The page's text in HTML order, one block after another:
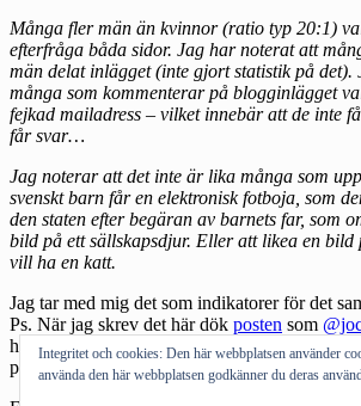
Många fler män än kvinnor (ratio typ 20:1)
efterfråga båda sidor. Jag har noterat att
män delat inlägget (inte gjort statistik på
många som kommenterar på blogginlägget
fejkad mailadress – vilket innebär att de inte
får svar…
Jag noterar att det inte är lika många som
svenskt barn får en elektronisk fotboja, som
den staten efter begäran av barnets far, som
bild på ett sällskapsdjur. Eller att likea en bild
vill ha en katt.
Jag tar med mig det som indikatorer för det
Ps. När jag skrev det här dök posten som
hur spänd jag varit under dagen runt allt som
postningen. En tår föll av att läsa de fina
Integritet och cookies: Den här webbplatsen använder
använda den här webbplatsen godkänner du deras